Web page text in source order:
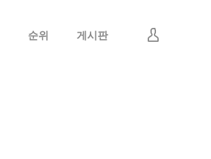
순위 게시판